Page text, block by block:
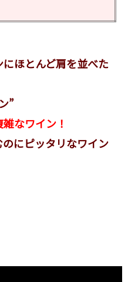
ほとんど肩を並べた
”
なワイン！
にピッタリなワイン